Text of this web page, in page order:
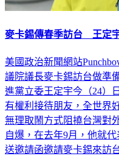
麥卡錫傳春季訪台 王定
美國政治新聞網站
議院議長麥卡錫訪台做準
進黨立委王定宇今（24）
有權利接待朋友，全世界
無理取鬧方式阻撓台灣對
自爆，在去年9月，他就
送邀請函邀請麥卡錫來訪